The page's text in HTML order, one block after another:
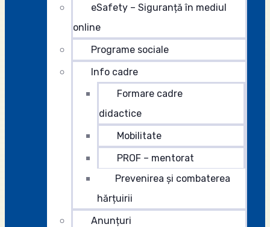
eSafety – Siguranță în mediul
online
Programe sociale
Info cadre
Formare cadre
didactice
Mobilitate
PROF – mentorat
Prevenirea și combaterea
hărțuirii
Anunțuri